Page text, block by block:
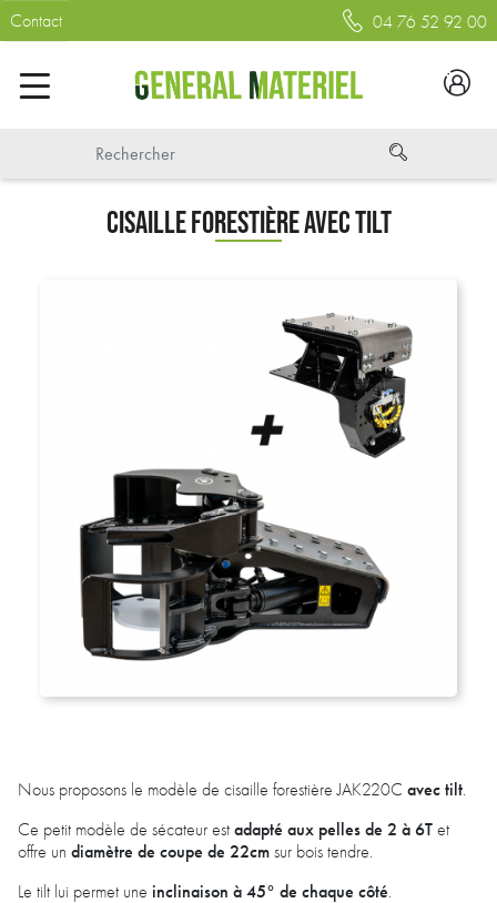
Contact 04 76 52 92 00
CISAILLE FORESTIÈRE AVEC TILT
Nous proposons le modèle de cisaille forestière JAK220C avec tilt.
Ce petit modèle de sécateur est adapté aux pelles de 2 à 6T et
offre un diamètre de coupe de 22cm sur bois tendre.
Le tilt lui permet une inclinaison à 45° de chaque côté.